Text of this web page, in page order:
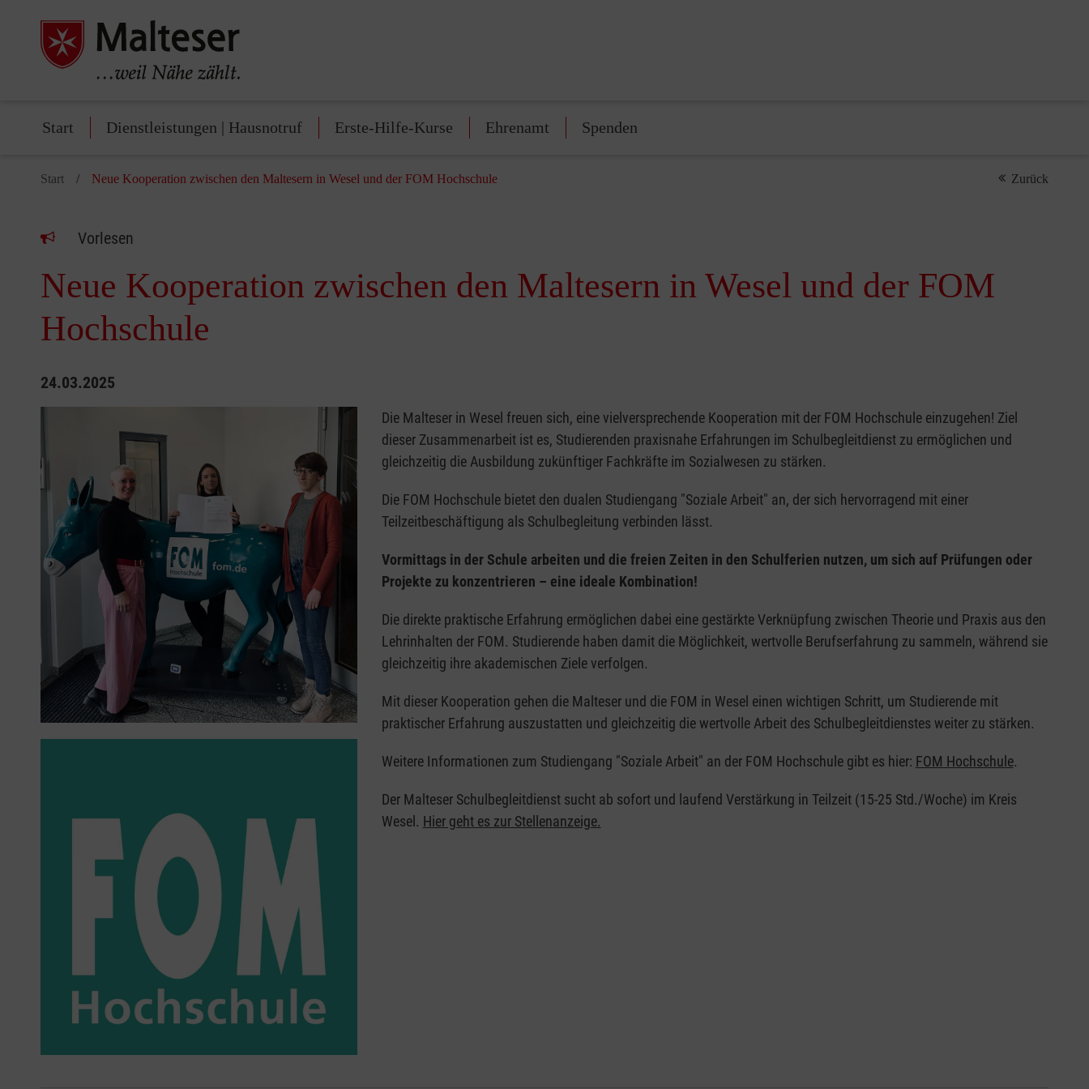
Start Dienstleistungen | Hausnotruf Erste-Hilfe-Kurse Ehrenamt Spenden
Start Neue Kooperation zwischen den Maltesern in Wesel und der FOM Hochschule Zurück
Vorlesen
Neue Kooperation zwischen den Maltesern in Wesel und der FOM
Hochschule
24.03.2025
Die Malteser in Wesel freuen sich, eine vielversprechende Kooperation mit der FOM Hochschule einzugehen! Ziel
dieser Zusammenarbeit ist es, Studierenden praxisnahe Erfahrungen im Schulbegleitdienst zu ermöglichen und
gleichzeitig die Ausbildung zukünftiger Fachkräfte im Sozialwesen zu stärken.
Die FOM Hochschule bietet den dualen Studiengang "Soziale Arbeit" an, der sich hervorragend mit einer
Teilzeitbeschäftigung als Schulbegleitung verbinden lässt.
Vormittags in der Schule arbeiten und die freien Zeiten in den Schulferien nutzen, um sich auf Prüfungen oder
Projekte zu konzentrieren – eine ideale Kombination!
Die direkte praktische Erfahrung ermöglichen dabei eine gestärkte Verknüpfung zwischen Theorie und Praxis aus den
Lehrinhalten der FOM. Studierende haben damit die Möglichkeit, wertvolle Berufserfahrung zu sammeln, während sie
gleichzeitig ihre akademischen Ziele verfolgen.
Mit dieser Kooperation gehen die Malteser und die FOM in Wesel einen wichtigen Schritt, um Studierende mit
praktischer Erfahrung auszustatten und gleichzeitig die wertvolle Arbeit des Schulbegleitdienstes weiter zu stärken.
Weitere Informationen zum Studiengang "Soziale Arbeit" an der FOM Hochschule gibt es hier: FOM Hochschule.
Der Malteser Schulbegleitdienst sucht ab sofort und laufend Verstärkung in Teilzeit (15-25 Std./Woche) im Kreis
Wesel. Hier geht es zur Stellenanzeige.